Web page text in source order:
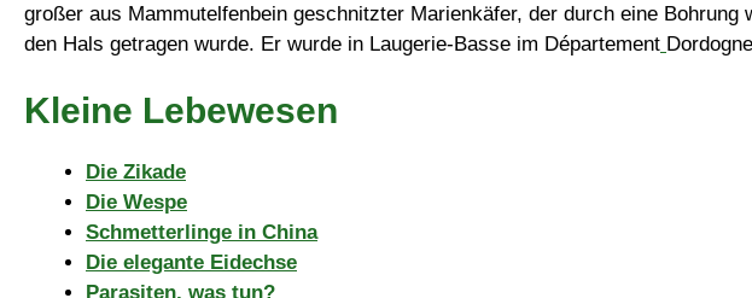
großer aus Mammutelfenbein geschnitzter Marienkäfer, der durch eine Bohrung
den Hals getragen wurde. Er wurde in Laugerie-Basse im Département
Kleine Lebewesen
Die Zikade
Die Wespe
Schmetterlinge in China
Die elegante Eidechse
Parasiten, was tun?